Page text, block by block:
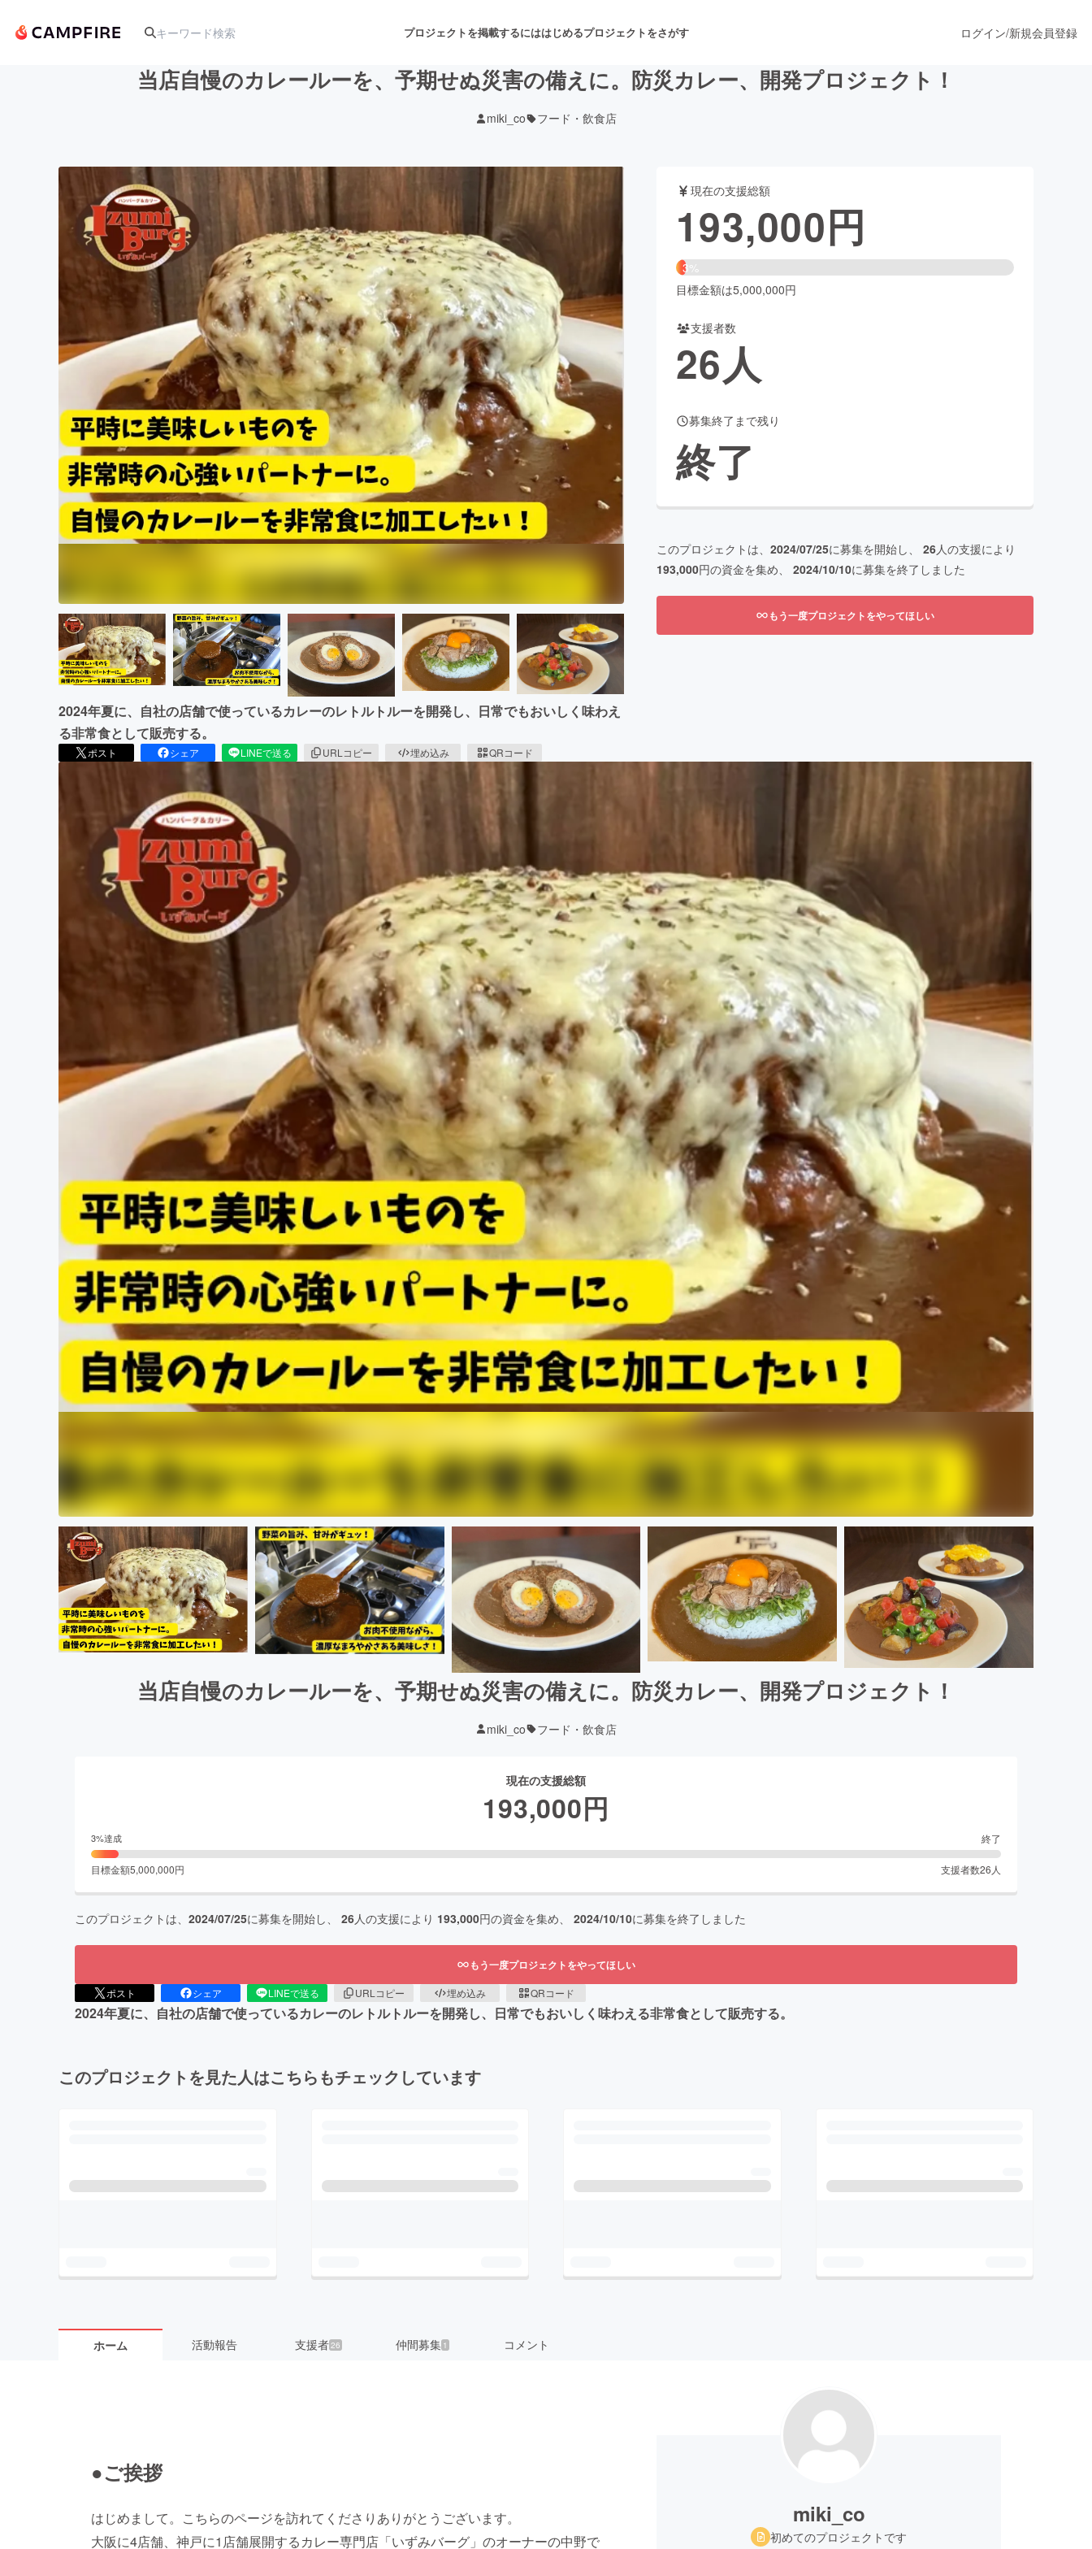
プロジェクトを掲載するにははじめるプロジェクトをさがす
アート・写真 舞台・パフォーマンス
テクノロジー・ガジェット ゲーム・サービス開発 フード・飲食店 ファッション
映像・映画 書籍・雑誌出版
ビジネス・起業 チャレンジ ビューティー・ヘルスケア
まちづくり・地域活性化
CAMPFIRE for Social Good CAMPFIRE Creation
CAMPFIREふるさと納税 machi-ya
ログイン/新規会員登録
当店自慢のカレールーを、予期せぬ災害の備えに。防災カレー、開発プロジェクト！
miki_co フード・飲食店
2024年夏に、自社の店舗で使っているカレーのレトルトルーを開発し、日常でもおいしく味わえ
る非常食として販売する。
ポスト シェア LINEで送る URLコピー 埋め込み QRコード
現在の支援総額
193,000円
3%
目標金額は5,000,000円
支援者数
26人
募集終了まで残り
終了
このプロジェクトは、 2024/07/25に募集を開始し、 26人の支援により
193,000円の資金を集め、 2024/10/10に募集を終了しました
もう一度プロジェクトをやってほしい
当店自慢のカレールーを、予期せぬ災害の備えに。防災カレー、開発プロジェクト！
miki_co フード・飲食店
現在の支援総額
193,000円
3%達成 終了
目標金額5,000,000円 支援者数26 人
このプロジェクトは、 2024/07/25に募集を開始し、 26人の支援により 193,000円の資金を集め、 2024/10/10に募集を終了しました
もう一度プロジェクトをやってほしい
ポスト シェア LINEで送る URLコピー 埋め込み QRコード
2024年夏に、自社の店舗で使っているカレーのレトルトルーを開発し、日常でもおいしく味わえる非常食として販売する。
このプロジェクトを見た人はこちらもチェックしています
ホーム 活動報告 支援者26 仲間募集 1 コメント
●ご挨拶
はじめまして。こちらのページを訪れてくださりありがとうございます。
大阪に4店舗、神戸に1店舗展開するカレー専門店「いずみバーグ」のオーナーの中野で
miki_co
初めてのプロジェクトです